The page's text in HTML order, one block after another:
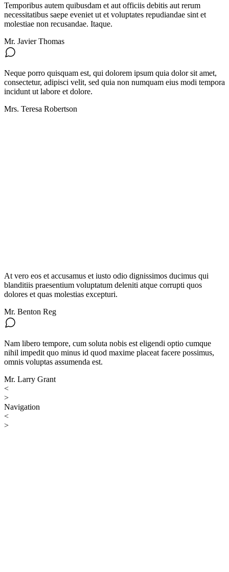
Temporibus autem quibusdam et aut officiis debitis aut rerum
necessitatibus saepe eveniet ut et voluptates repudiandae sint et
molestiae non recusandae. Itaque.
Mr. Javier Thomas
Neque porro quisquam est, qui dolorem ipsum quia dolor sit amet,
consectetur, adipisci velit, sed quia non numquam eius modi tempora
incidunt ut labore et dolore.
Mrs. Teresa Robertson
At vero eos et accusamus et iusto odio dignissimos ducimus qui
blanditiis praesentium voluptatum deleniti atque corrupti quos
dolores et quas molestias excepturi.
Mr. Benton Reg
Nam libero tempore, cum soluta nobis est eligendi optio cumque
nihil impedit quo minus id quod maxime placeat facere possimus,
omnis voluptas assumenda est.
Mr. Larry Grant
<
>
Navigation
<
>